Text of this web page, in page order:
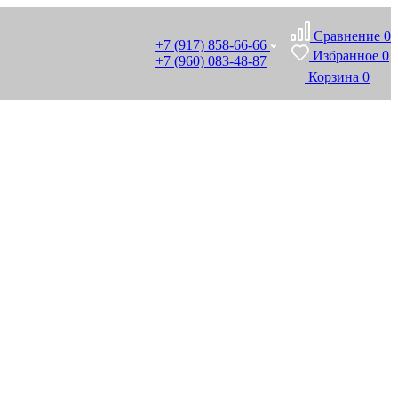
+7 (917) 858-66-66
+7 (960) 083-48-87
Сравнение 0
Избранное 0
Корзина 0